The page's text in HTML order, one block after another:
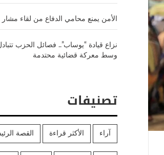
الأمن يمنع محامي الدفاع من لقاء مشار
نزاع قيادة “يوساب”.. فصائل الحزب
وسط معركة قضائية محتدمة
تصنيفات
آراء الأكثر قراءة القصة